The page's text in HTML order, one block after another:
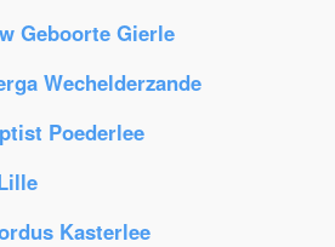
Geboorte Gierle
Wechelderzande
Poederlee
Kasterlee